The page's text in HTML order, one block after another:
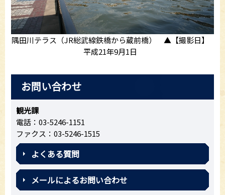
隅田川テラス（JR総武線鉄橋から蔵前橋） ▲【撮影日】
平成21年9月1日
お問い合わせ
観光課
電話：03-5246-1151
ファクス：03-5246-1515
よくある質問
メールによるお問い合わせ